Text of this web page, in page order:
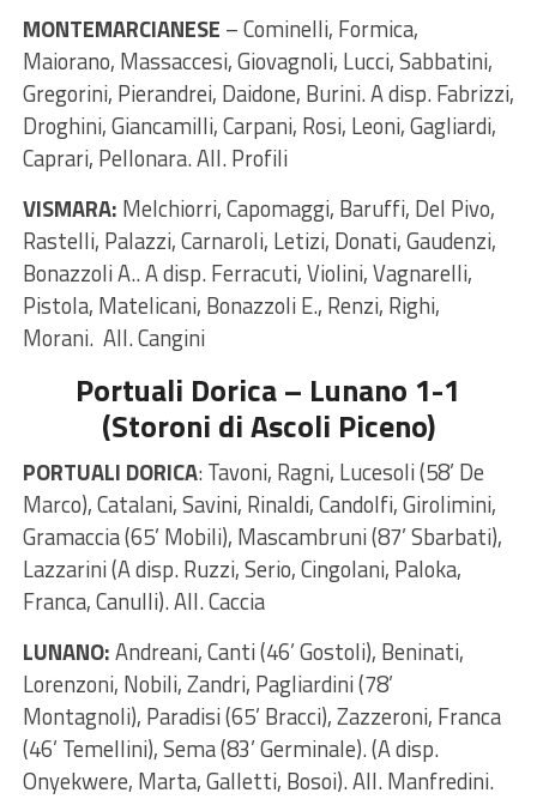
MONTEMARCIANESE – Cominelli, Formica,
Maiorano, Massaccesi, Giovagnoli, Lucci, Sabbatini,
Gregorini, Pierandrei, Daidone, Burini. A disp. Fabrizzi,
Droghini, Giancamilli, Carpani, Rosi, Leoni, Gagliardi,
Caprari, Pellonara. All. Profili
VISMARA: Melchiorri, Capomaggi, Baruffi, Del Pivo,
Rastelli, Palazzi, Carnaroli, Letizi, Donati, Gaudenzi,
Bonazzoli A.. A disp. Ferracuti, Violini, Vagnarelli,
Pistola, Matelicani, Bonazzoli E., Renzi, Righi,
Morani. All. Cangini
Portuali Dorica – Lunano 1-1
(Storoni di Ascoli Piceno)
PORTUALI DORICA: Tavoni, Ragni, Lucesoli (58’ De
Marco), Catalani, Savini, Rinaldi, Candolfi, Girolimini,
Gramaccia (65’ Mobili), Mascambruni (87’ Sbarbati),
Lazzarini (A disp. Ruzzi, Serio, Cingolani, Paloka,
Franca, Canulli). All. Caccia
LUNANO:Andreani, Canti (46’ Gostoli), Beninati,
Lorenzoni, Nobili, Zandri, Pagliardini (78’
Montagnoli), Paradisi (65’ Bracci), Zazzeroni, Franca
(46’ Temellini), Sema (83’ Germinale). (A disp.
Onyekwere, Marta, Galletti, Bosoi). All. Manfredini.